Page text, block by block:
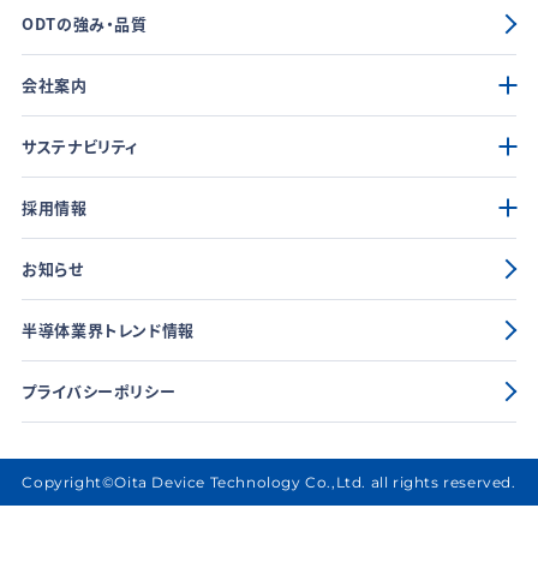
ODTの強み・品質
会社案内
サステナビリティ
採用情報
お知らせ
半導体業界トレンド情報
プライバシーポリシー
Copyright©Oita Device Technology Co.,Ltd. all rights reserved.